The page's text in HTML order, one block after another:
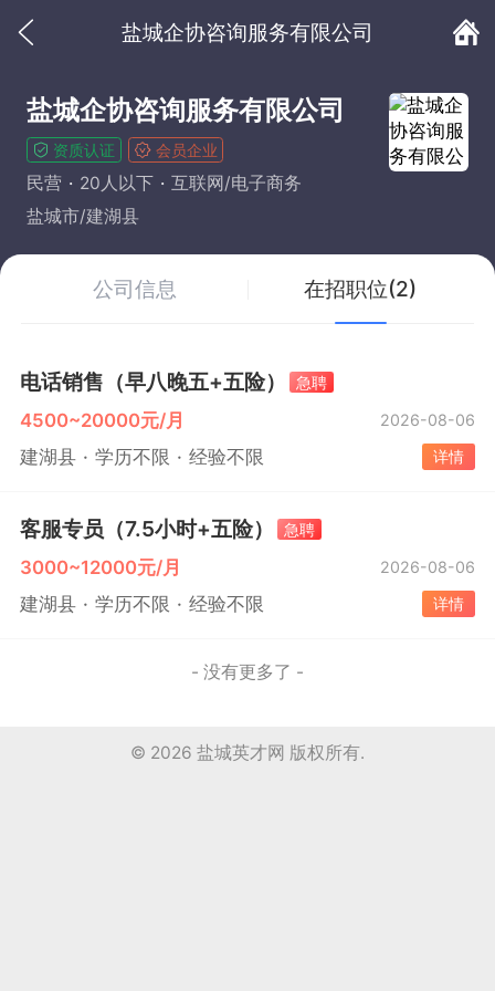
盐城企协咨询服务有限公司
盐城企协咨询服务有限公司
资质认证 会员企业
民营 20人以下
互联网/电子商务
盐城市/建湖县
公司信息 在招职位(2)
电话销售（早八晚五+五险） 急聘
4500~20000元/月 2026-08-06
建湖县 学历不限 经验不限 详情
客服专员（7.5小时+五险） 急聘
3000~12000元/月 2026-08-06
建湖县 学历不限 经验不限 详情
- 没有更多了 -
© 2026 盐城英才网 版权所有.